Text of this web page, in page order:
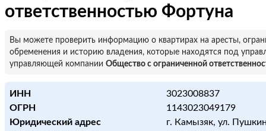
ответственностью Фортуна
Вы можете проверить информацию о квартирах на аресты,
обременения и историю владения, которые находятся под
управляющей компании Общество с ограниченной
ИНН
3023008837
ОГРН
1143023049179
Юридический адрес
г. Камызяк, ул.